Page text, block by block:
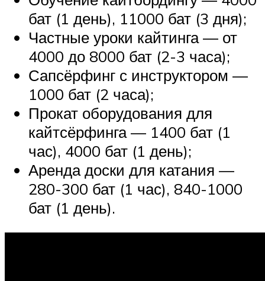
бат (1 день), 11000 бат (3 дня);
Частные уроки кайтинга — от
4000 до 8000 бат (2-3 часа);
Сапсёрфинг с инструктором —
1000 бат (2 часа);
Прокат оборудования для
кайтсёрфинга — 1400 бат (1
час), 4000 бат (1 день);
Аренда доски для катания —
280-300 бат (1 час), 840-1000
бат (1 день).